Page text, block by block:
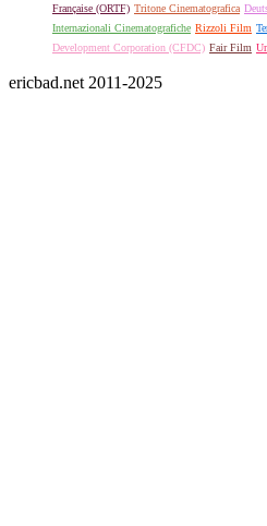
Française (ORTF) Tritone Cinematografica
Internazionali Cinematografiche Rizzoli Film
Development Corporation (CFDC) Fair Film
ericbad.net 2011-2025